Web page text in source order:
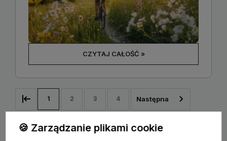
CZYTAJ CAŁOŚĆ »
1 2 3 4
🍪 Zarządzanie plikami cookie